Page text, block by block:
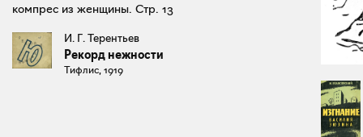
компрес из женщины. Стр. 13
И. Г. Терентьев
Рекорд нежности
Тифлис, 1919